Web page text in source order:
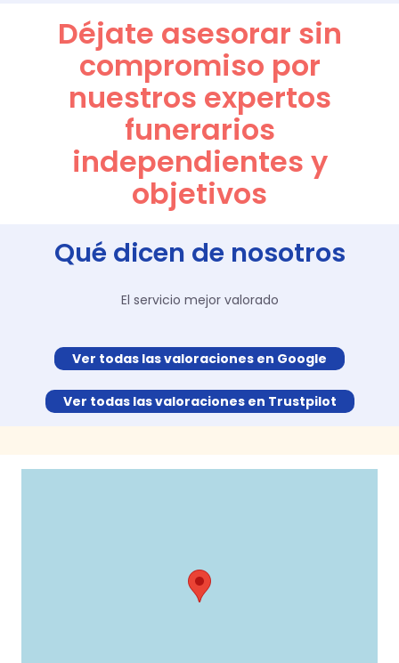
Déjate asesorar sin
compromiso por
nuestros expertos
funerarios
independientes y
objetivos
Qué dicen de nosotros
El servicio mejor valorado
Ver todas las valoraciones en Google
Ver todas las valoraciones en Trustpilot